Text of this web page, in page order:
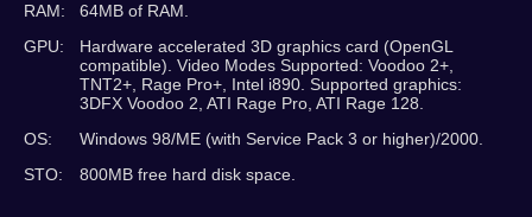
RAM:
64MB of RAM.
GPU:
Hardware accelerated 3D graphics card (OpenGL
compatible). Video Modes Supported: Voodoo 2+,
TNT2+, Rage Pro+, Intel i890. Supported graphics:
3DFX Voodoo 2, ATI Rage Pro, ATI Rage 128.
OS:
Windows 98/ME (with Service Pack 3 or higher)/2000.
STO:
800MB free hard disk space.